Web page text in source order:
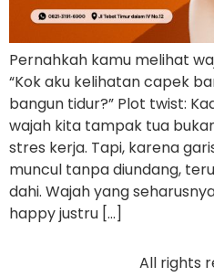
Pernahkah kamu melihat
“Kok aku kelihatan capek
bangun tidur?” Plot twist:
wajah kita tampak tua
stres kerja. Tapi, karena
muncul tanpa diundang,
dahi. Wajah yang
happy justru […]
All rights